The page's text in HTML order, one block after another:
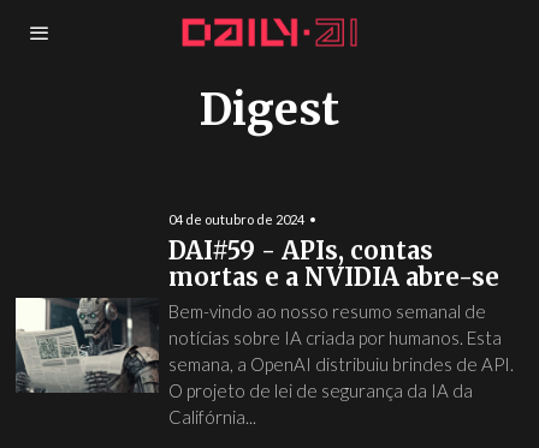
Digest
04 de outubro de 2024
DAI#59 - APIs, contas
mortas e a NVIDIA abre-se
Bem-vindo ao nosso resumo semanal de
notícias sobre IA criada por humanos. Esta
semana, a OpenAI distribuiu brindes de API.
O projeto de lei de segurança da IA da
Califórnia...